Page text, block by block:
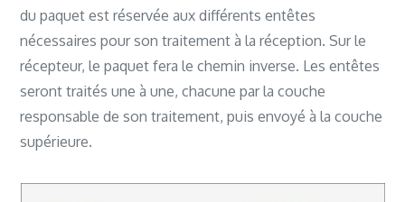
du paquet est réservée aux différents entêtes
nécessaires pour son traitement à la réception. Sur le
récepteur, le paquet fera le chemin inverse. Les entêtes
seront traités une à une, chacune par la couche
responsable de son traitement, puis envoyé à la couche
supérieure.